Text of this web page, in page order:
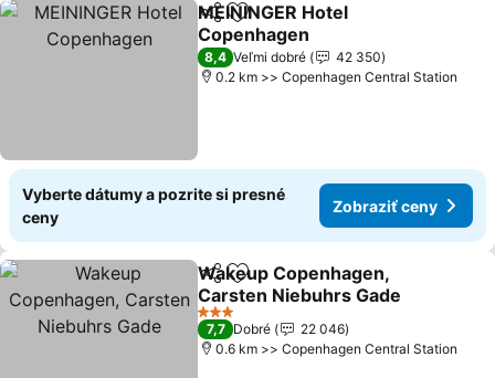
ZdieľaťPridať do obľúbených
MEININGER Hotel
Copenhagen
Zobraziť ceny
8,4 Veľmi dobré
42 350
0.2 km >> Copenhagen Central Station
Vyberte dátumy a pozrite si presné
ceny
Zobraziť ceny
ZdieľaťPridať do obľúbených
Wakeup Copenhagen,
Carsten Niebuhrs Gade
Zobraziť ceny
3 Počet hviezdičiek
7,7 Dobré
22 046
0.6 km >> Copenhagen Central Station